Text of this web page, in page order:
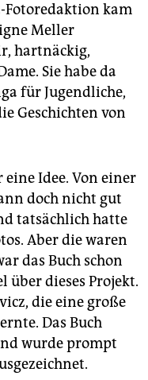
Fotoredaktion kam
Meller
hartnäckig,
Sie habe da
für Jugendliche,
Geschichten von
Idee. Von einer
doch nicht gut
tatsächlich hatte
Aber die waren
das Buch schon
über dieses Projekt.
die eine große
Das Buch
wurde prompt